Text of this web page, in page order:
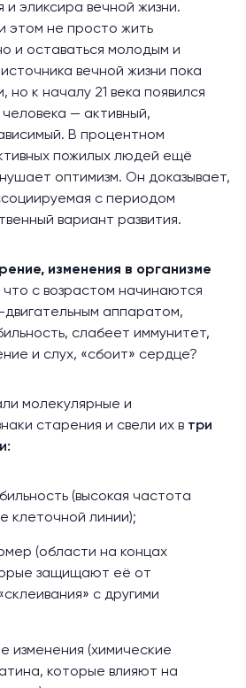
и эликсира вечной жизни.
этом не просто жить
и оставаться молодым и
вечной жизни пока
но к началу 21 века появился
— активный,
В процентном
пожилых людей ещё
оптимизм. Он доказывает,
с периодом
вариант развития.
изменения в организме
с возрастом начинаются
аппаратом,
слабеет иммунитет,
и слух, «сбоит» сердце?
молекулярные и
старения и свели их в три
(высокая частота
клеточной линии);
(области на концах
защищают её от
с другими
изменения (химические
которые влияют на